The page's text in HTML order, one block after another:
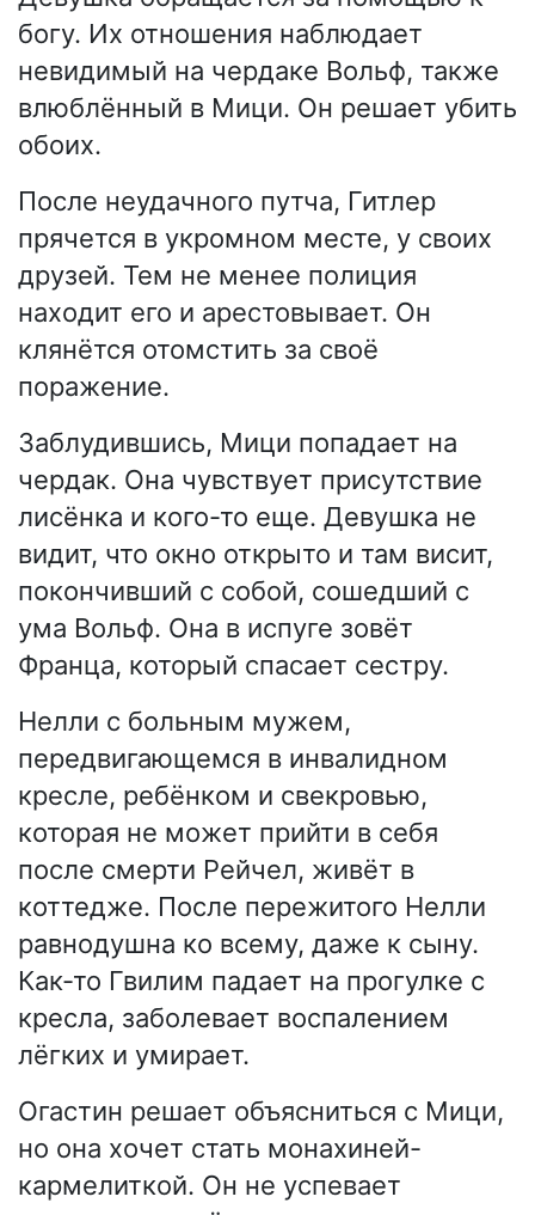
богу. Их отношения наблюдает
невидимый на чердаке Вольф, также
влюблённый в Мици. Он решает убить
обоих.
После неудачного путча, Гитлер
прячется в укромном месте, у своих
друзей. Тем не менее полиция
находит его и арестовывает. Он
клянётся отомстить за своё
поражение.
Заблудившись, Мици попадает на
чердак. Она чувствует присутствие
лисёнка и кого-то еще. Девушка не
видит, что окно открыто и там висит,
покончивший с собой, сошедший с
ума Вольф. Она в испуге зовёт
Франца, который спасает сестру.
Нелли с больным мужем,
передвигающемся в инвалидном
кресле, ребёнком и свекровью,
которая не может прийти в себя
после смерти Рейчел, живёт в
коттедже. После пережитого Нелли
равнодушна ко всему, даже к сыну.
Как-то Гвилим падает на прогулке с
кресла, заболевает воспалением
лёгких и умирает.
Огастин решает объясниться с Мици,
но она хочет стать монахиней-
кармелиткой. Он не успевает